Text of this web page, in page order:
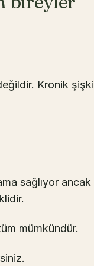
Kronik
sağlıyor
mümkündür.